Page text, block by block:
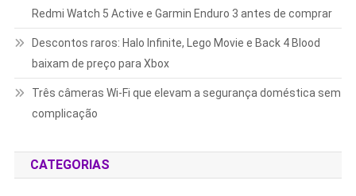
Redmi Watch 5 Active e Garmin Enduro 3 antes de comprar
Descontos raros: Halo Infinite, Lego Movie e Back 4 Blood
baixam de preço para Xbox
Três câmeras Wi-Fi que elevam a segurança doméstica sem
complicação
CATEGORIAS